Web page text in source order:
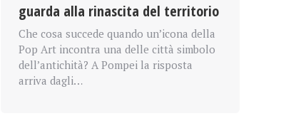
guarda alla rinascita del territorio
Che cosa succede quando un’icona della
Pop Art incontra una delle città simbolo
dell’antichità? A Pompei la risposta
arriva dagli…